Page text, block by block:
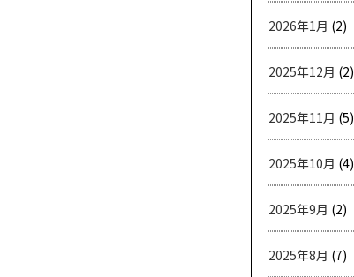
2026年1月 (2)
2025年12月 (2)
2025年11月 (5)
2025年10月 (4)
2025年9月 (2)
2025年8月 (7)